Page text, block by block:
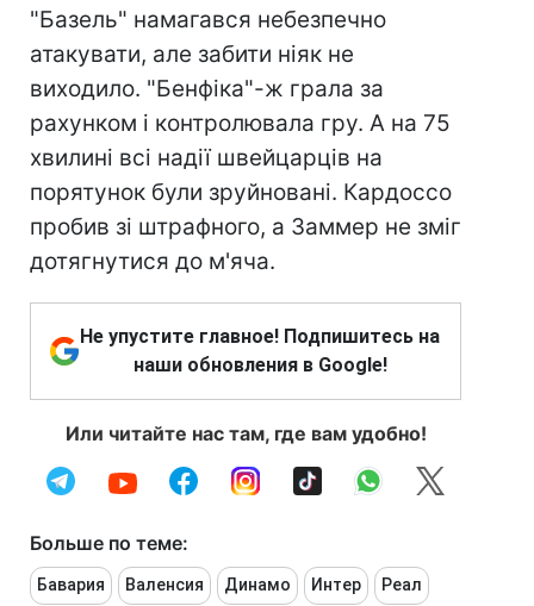
"Базель" намагався небезпечно
атакувати, але забити ніяк не
виходило. "Бенфіка"-ж грала за
рахунком і контролювала гру. А на 75
хвилині всі надії швейцарців на
порятунок були зруйновані. Кардоссо
пробив зі штрафного, а Заммер не зміг
дотягнутися до м'яча.
Не упустите главное! Подпишитесь на
наши обновления в Google!
Или читайте нас там, где вам удобно!
Больше по теме:
Бавария Валенсия Динамо Интер Реал